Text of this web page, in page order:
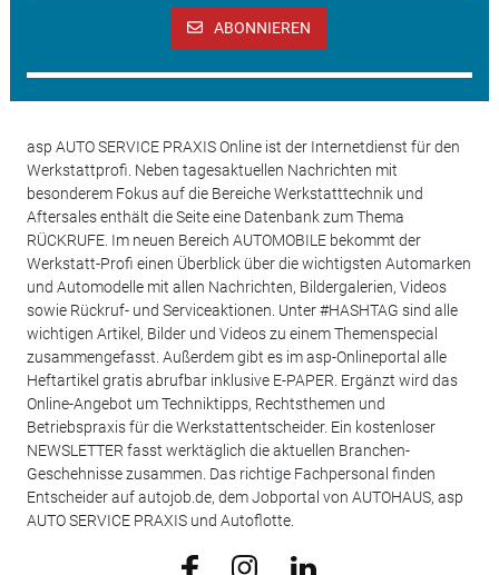
ABONNIEREN
asp AUTO SERVICE PRAXIS Online ist der Internetdienst für den
Werkstattprofi. Neben tagesaktuellen Nachrichten mit
besonderem Fokus auf die Bereiche Werkstatttechnik und
Aftersales enthält die Seite eine Datenbank zum Thema
RÜCKRUFE. Im neuen Bereich AUTOMOBILE bekommt der
Werkstatt-Profi einen Überblick über die wichtigsten Automarken
und Automodelle mit allen Nachrichten, Bildergalerien, Videos
sowie Rückruf- und Serviceaktionen. Unter #HASHTAG sind alle
wichtigen Artikel, Bilder und Videos zu einem Themenspecial
zusammengefasst. Außerdem gibt es im asp-Onlineportal alle
Heftartikel gratis abrufbar inklusive E-PAPER. Ergänzt wird das
Online-Angebot um Techniktipps, Rechtsthemen und
Betriebspraxis für die Werkstattentscheider. Ein kostenloser
NEWSLETTER fasst werktäglich die aktuellen Branchen-
Geschehnisse zusammen. Das richtige Fachpersonal finden
Entscheider auf autojob.de, dem Jobportal von AUTOHAUS, asp
AUTO SERVICE PRAXIS und Autoflotte.